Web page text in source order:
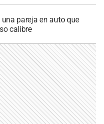
pareja en auto que
calibre